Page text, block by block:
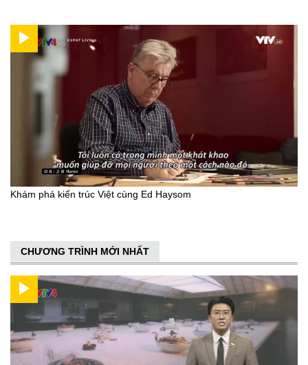
Khám phá kiến trúc Việt cùng Ed Haysom
CHƯƠNG TRÌNH MỚI NHẤT